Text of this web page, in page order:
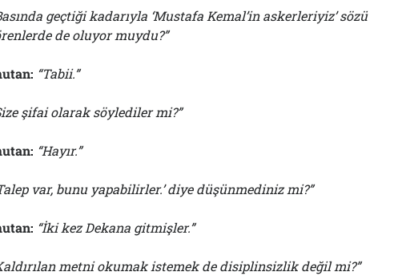
geçtiği kadarıyla ‘Mustafa Kemal’in askerleriyiz’ sözü
de oluyor muydu?”
“Tabii.”
şifai olarak söylediler mi?”
“Hayır.”
var, bunu yapabilirler.’ diye düşünmediniz mi?”
“İki kez Dekana gitmişler.”
metni okumak istemek de disiplinsizlik değil mi?”